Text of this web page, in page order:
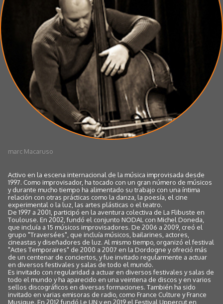
marc Macaruso
Activo en la escena internacional de la música improvisada desde
1997. Como improvisador, ha tocado con un gran número de músicos
y durante mucho tiempo ha alimentado su trabajo con una íntima
relación con otras prácticas como la danza, la poesía, el cine
experimental o la luz, las artes plásticas o el teatro.
De 1997 a 2001, participó en la aventura colectiva de La Flibuste en
Toulouse. En 2002, fundó el conjunto NODAL con Michel Doneda,
que incluía a 15 músicos improvisadores. De 2006 a 2009, creó el
grupo "Traversées", que incluía músicos, bailarines, actores,
cineastas y diseñadores de luz. Al mismo tiempo, organizó el festival
"Actes Temporaires" de 2000 a 2007 en la Dordogne y ofreció más
de un centenar de conciertos, y fue invitado regularmente a actuar
en diversos festivales y salas de todo el mundo.
Es invitado con regularidad a actuar en diversos festivales y salas de
todo el mundo y ha aparecido en una veintena de discos y en varios
sellos discográficos en diversas formaciones. También ha sido
invitado en varias emisoras de radio, como France Culture y France
Musique. En 2012 fundó Le UN y en 2019 el Festival Uppercut en